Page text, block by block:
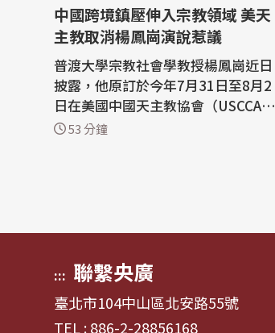
中國跨境鎮壓伸入宗教領域 美天
主教取消楊鳳崗演說惹議
普渡大學宗教社會學教授楊鳳崗近日
披露，他原訂於今年7月31日至8月2
日在美國中國天主教協會（USCCA）
休斯頓雙年會上發表演講，卻在會前
53 分鐘
::: 聯繫央廣
臺北市104中山區北安路55號
TEL : 886-2-28856168